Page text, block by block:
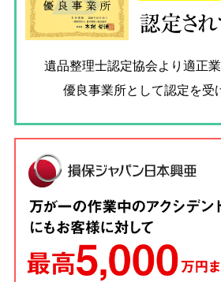
認定さ
遺品整理士認定協会より適正
優良事業所として認定を受